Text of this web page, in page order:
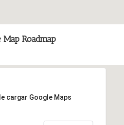
Map Roadmap
cargar Google Maps